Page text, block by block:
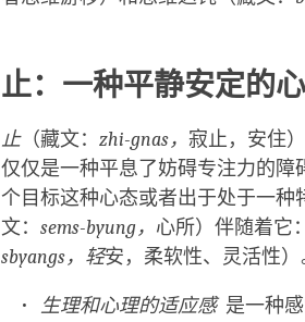
止：一种平静安定的心
止（藏文： zhi-gnas， 寂止，安住
仅仅是一种平息了妨碍专注力的障
个目标这种心态或者出于处于一
文： sems-byung， 心所）伴随着它
sbyangs，轻安，柔软性、灵活性）
生理和心理的适应感是一种感